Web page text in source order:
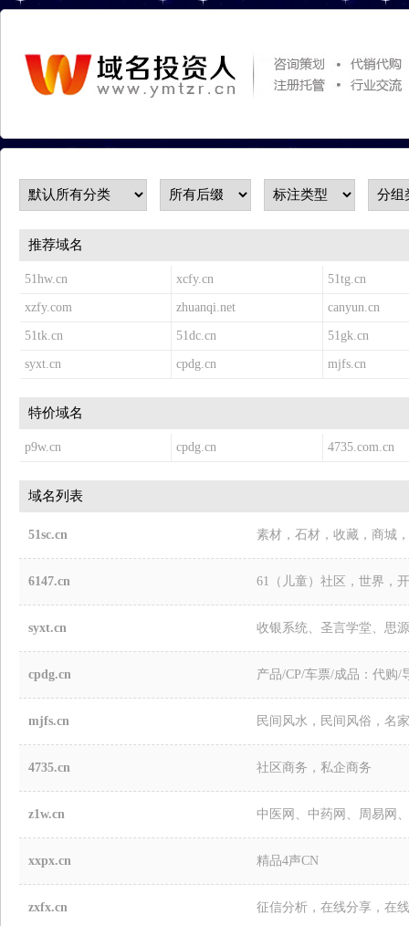
推荐域名
51hw.cn xcfy.cn 51tg.cn
xzfy.com zhuanqi.net canyun.cn
51tk.cn 51dc.cn 51gk.cn
syxt.cn cpdg.cn mjfs.cn
特价域名
p9w.cn cpdg.cn 4735.com.cn
域名列表
51sc.cn 素材，石材，收藏，商城
6147.cn 61（儿童）社区，世界，
syxt.cn 收银系统、圣言学堂、思
cpdg.cn 产品/CP/车票/成品：代购/
mjfs.cn 民间风水，民间风俗，名
4735.cn 社区商务，私企商务
z1w.cn 中医网、中药网、周易网
xxpx.cn 精品4声CN
zxfx.cn 征信分析，在线分享，在